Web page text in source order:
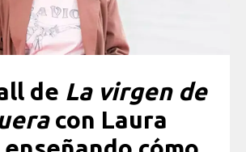
de La virgen de
con Laura